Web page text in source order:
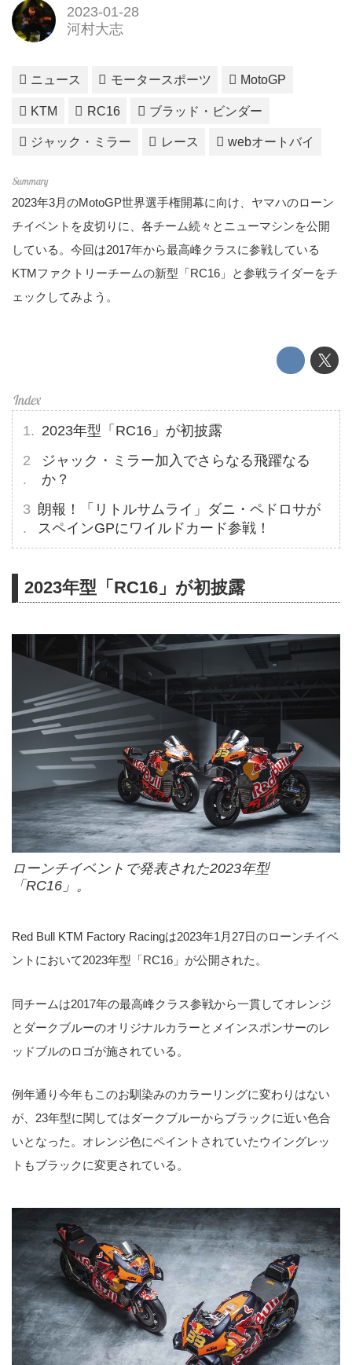
2023-01-28
河村大志
ニュース モータースポーツ MotoGP
KTM RC16 ブラッド・ビンダー
ジャック・ミラー レース webオートバイ
2023年3月のMotoGP世界選手権開幕に向け、ヤマハのローン
チイベントを皮切りに、各チーム続々とニューマシンを公開
している。今回は2017年から最高峰クラスに参戦している
KTMファクトリーチームの新型「RC16」と参戦ライダーをチ
ェックしてみよう。
2023年型「RC16」が初披露
ジャック・ミラー加入でさらなる飛躍なる
か？
朗報！「リトルサムライ」ダニ・ペドロサが
スペインGPにワイルドカード参戦！
2023年型「RC16」が初披露
ローンチイベントで発表された2023年型
「RC16」。
Red Bull KTM Factory Racingは2023年1月27日のローンチイベ
ントにおいて2023年型「RC16」が公開された。
同チームは2017年の最高峰クラス参戦から一貫してオレンジ
とダークブルーのオリジナルカラーとメインスポンサーのレ
ッドブルのロゴが施されている。
例年通り今年もこのお馴染みのカラーリングに変わりはない
が、23年型に関してはダークブルーからブラックに近い色合
いとなった。オレンジ色にペイントされていたウイングレッ
トもブラックに変更されている。